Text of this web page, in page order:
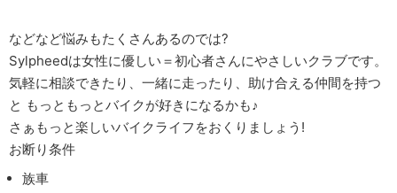
などなど悩みもたくさんあるのでは?
Sylpheedは女性に優しい＝初心者さんにやさしいクラブです。
気軽に相談できたり、一緒に走ったり、助け合える仲間を持つ
と もっともっとバイクが好きになるかも♪
さぁもっと楽しいバイクライフをおくりましょう!
お断り条件
族車